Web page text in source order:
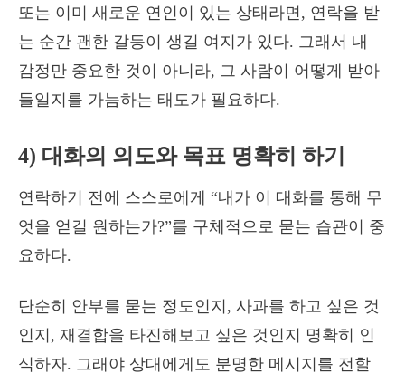
또는 이미 새로운 연인이 있는 상태라면, 연락을 받
는 순간 괜한 갈등이 생길 여지가 있다. 그래서 내
감정만 중요한 것이 아니라, 그 사람이 어떻게 받아
들일지를 가늠하는 태도가 필요하다.
4) 대화의 의도와 목표 명확히 하기
연락하기 전에 스스로에게 “내가 이 대화를 통해 무
엇을 얻길 원하는가?”를 구체적으로 묻는 습관이 중
요하다.
단순히 안부를 묻는 정도인지, 사과를 하고 싶은 것
인지, 재결합을 타진해보고 싶은 것인지 명확히 인
식하자. 그래야 상대에게도 분명한 메시지를 전할